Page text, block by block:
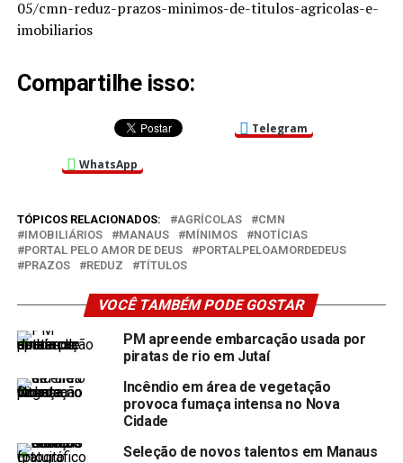
05/cmn-reduz-prazos-minimos-de-titulos-agricolas-e-
imobiliarios
Compartilhe isso:
Telegram
WhatsApp
TÓPICOS RELACIONADOS: AGRÍCOLAS
CMN
IMOBILIÁRIOS
MANAUS MÍNIMOS
NOTÍCIAS
PORTAL PELO AMOR DE DEUS
PORTALPELOAMORDEDEUS
PRAZOS
REDUZ TÍTULOS
VOCÊ TAMBÉM PODE GOSTAR
PM apreende embarcação usada por
piratas de rio em Jutaí
Incêndio em área de vegetação
provoca fumaça intensa no Nova
Cidade
Seleção de novos talentos em Manaus